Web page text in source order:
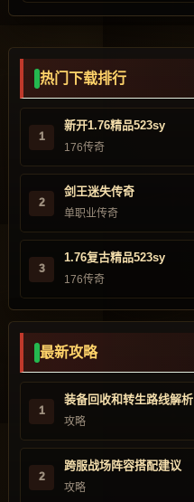
热门下载排行
1
新开1.76精品523sy
176传奇
2
剑王迷失传奇
单职业传奇
3
1.76复古精品523sy
176传奇
最新攻略
1
装备回收和转生路线解析
攻略
2
跨服战场阵容搭配建议
攻略